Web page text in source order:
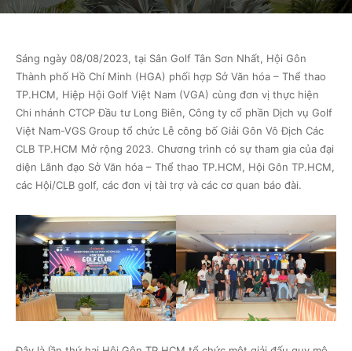
Sáng ngày 08/08/2023, tại Sân Golf Tân Sơn Nhất, Hội Gôn
Thành phố Hồ Chí Minh (HGA) phối hợp Sở Văn hóa – Thể thao
TP.HCM, Hiệp Hội Golf Việt Nam (VGA) cùng đơn vị thực hiện
Chi nhánh CTCP Đầu tư Long Biên, Công ty cổ phần Dịch vụ Golf
Việt Nam-VGS Group tổ chức Lễ công bố Giải Gôn Vô Địch Các
CLB TP.HCM Mở rộng 2023. Chương trình có sự tham gia của đại
diện Lãnh đạo Sở Văn hóa – Thể thao TP.HCM, Hội Gôn TP.HCM,
các Hội/CLB golf, các đơn vị tài trợ và các cơ quan báo đài.